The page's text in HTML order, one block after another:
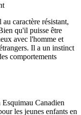
caractère résistant,
qu'il puisse être
avec l'homme et
Il a un instinct
comportements
Canadien
les jeunes enfants en